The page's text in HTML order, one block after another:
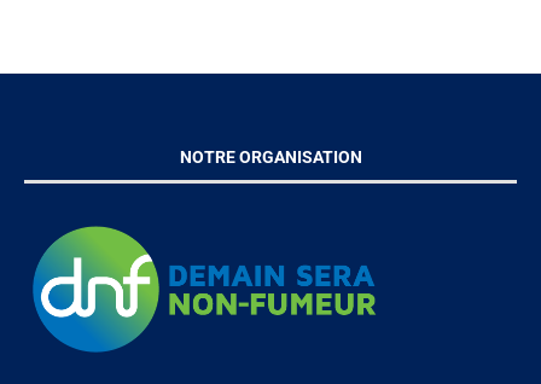
NOTRE ORGANISATION